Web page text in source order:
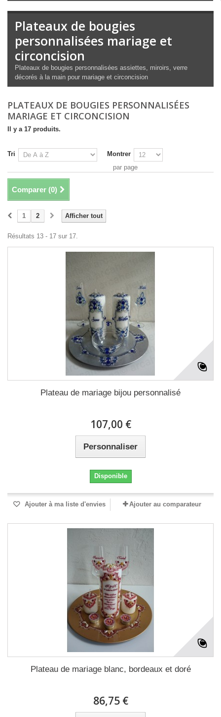
Plateaux de bougies
personnalisées mariage et
circoncision
Plateaux de bougies personnalisées assiettes, miroirs, verre
décorés à la main pour mariage et circoncision
PLATEAUX DE BOUGIES PERSONNALISÉES
MARIAGE ET CIRCONCISION
Il y a 17 produits.
Tri
Montrer
par page
Comparer (0)
Afficher tout
1 2
Résultats 13 - 17 sur 17.
Plateau de mariage bijou personnalisé
107,00 €
Personnaliser
Disponible
Ajouter à ma liste d'envies Ajouter au comparateur
Plateau de mariage blanc, bordeaux et doré
86,75 €